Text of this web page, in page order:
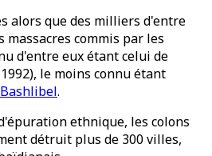
alors que des milliers d'entre
massacres commis par les
d'entre eux étant celui de
le moins connu étant
Bashlibel.
ethnique, les colons
détruit plus de 300 villes,